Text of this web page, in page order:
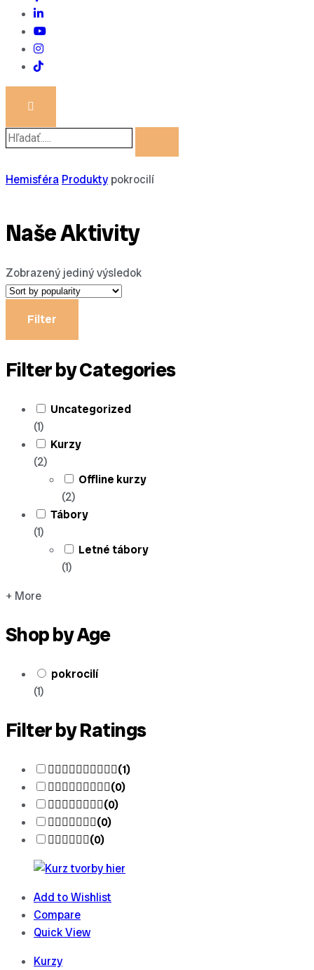
Hemisféra Produkty pokrocilí
Naše Aktivity
Zobrazený jediný výsledok
Filter
Filter by Categories
Uncategorized
(1)
Kurzy
(2)
Offline kurzy
(2)
Tábory
(1)
Letné tábory
(1)
+ More
Shop by Age
pokrocilí
(1)
Filter by Ratings
(1)
(0)
(0)
(0)
(0)
Add to Wishlist
Compare
Quick View
Kurzy